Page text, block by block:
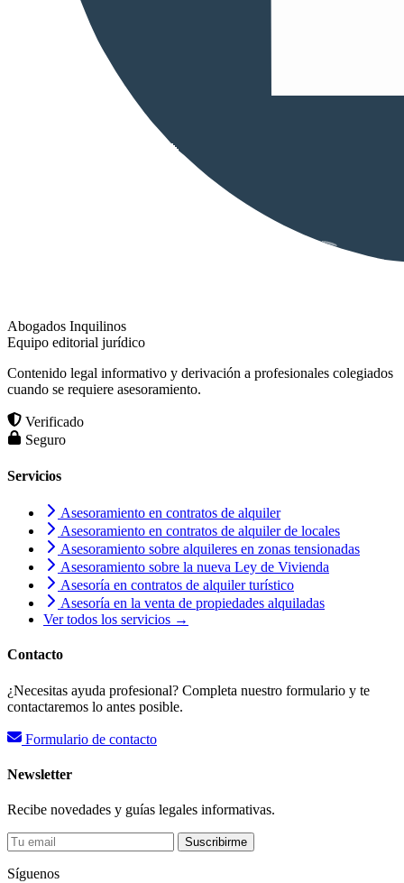
Abogados Inquilinos
Equipo editorial jurídico
Contenido legal informativo y derivación a profesionales colegiados
cuando se requiere asesoramiento.
Verificado
Seguro
Servicios
Asesoramiento en contratos de alquiler
Asesoramiento en contratos de alquiler de locales
Asesoramiento sobre alquileres en zonas tensionadas
Asesoramiento sobre la nueva Ley de Vivienda
Asesoría en contratos de alquiler turístico
Asesoría en la venta de propiedades alquiladas
Ver todos los servicios →
Contacto
¿Necesitas ayuda profesional? Completa nuestro formulario y te
contactaremos lo antes posible.
Formulario de contacto
Newsletter
Recibe novedades y guías legales informativas.
Suscribirme
Síguenos